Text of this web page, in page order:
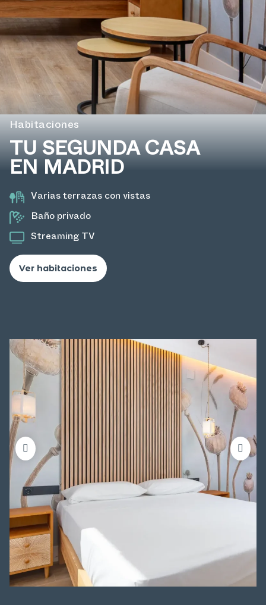
Habitaciones
TU SEGUNDA CASA
EN MADRID
Varias terrazas con vistas
Baño privado
Streaming TV
Ver habitaciones